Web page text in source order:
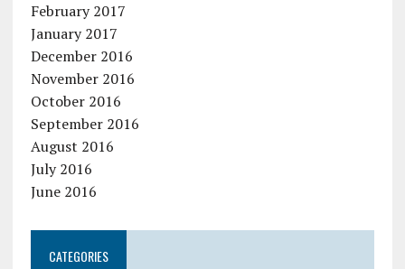
February 2017
January 2017
December 2016
November 2016
October 2016
September 2016
August 2016
July 2016
June 2016
CATEGORIES